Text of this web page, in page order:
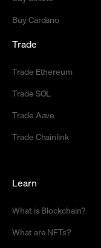
Buy Cardano
Trade
Trade Ethereum
Trade SOL
Trade Aave
Trade Chainlink
Learn
What is Blockchain?
What are NFTs?